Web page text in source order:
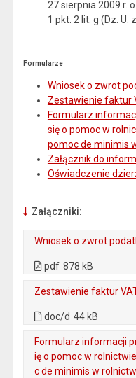
27 sierpnia 2009 r.
1 pkt. 2 lit. g (Dz. U.
Formularze
Wniosek o zwrot
Zestawienie faktur
Formularz
się o pomoc w
pomoc de minimis
Załącznik do
Oświadczenie
Załączniki:
Wniosek o zwrot
pdf 878 kB
Zestawienie faktur
doc/d 44 kB
Formularz informacji
ię o pomoc w
c de minimis w